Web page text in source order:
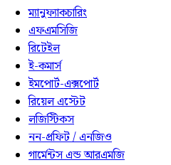
ম্যানুফ্যাকচারিং
এফএমসিজি
রিটেইল
ই-কমার্স
ইমপোর্ট-এক্সপোর্ট
রিয়েল এস্টেট
লজিস্টিকস
নন-প্রফিট / এনজিও
গার্মেন্টস এন্ড আরএমজি